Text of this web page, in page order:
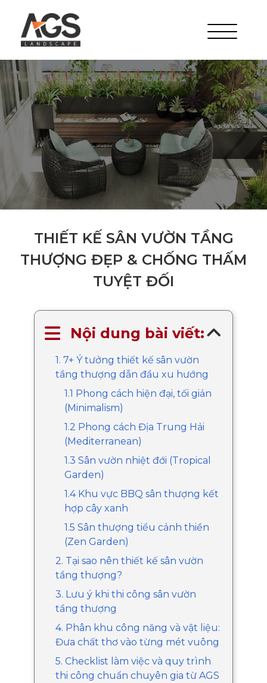
THIẾT KẾ SÂN VƯỜN TẦNG
THƯỢNG ĐẸP & CHỐNG THẤM
TUYỆT ĐỐI
Nội dung bài viết:
1. 7+ Ý tưởng thiết kế sân vườn
tầng thượng dẫn đầu xu hướng
1.1 Phong cách hiện đại, tối giản
(Minimalism)
1.2 Phong cách Địa Trung Hải
(Mediterranean)
1.3 Sân vườn nhiệt đới (Tropical
Garden)
1.4 Khu vực BBQ sân thượng kết
hợp cây xanh
1.5 Sân thượng tiểu cảnh thiền
(Zen Garden)
2. Tại sao nên thiết kế sân vườn
tầng thượng?
3. Lưu ý khi thi công sân vườn
tầng thượng
4. Phân khu công năng và vật liệu:
Đưa chất thơ vào từng mét vuông
5. Checklist làm việc và quy trình
thi công chuẩn chuyên gia từ AGS